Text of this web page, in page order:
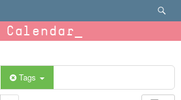
Calendar
Tags